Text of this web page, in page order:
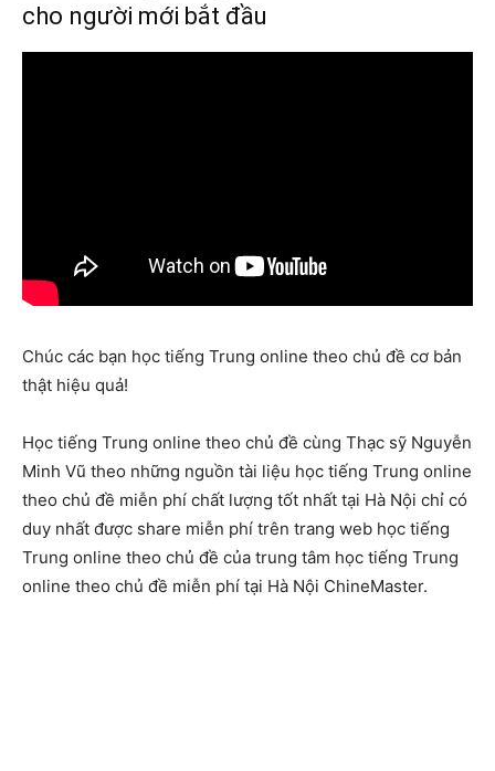
cho người mới bắt đầu
Chúc các bạn học tiếng Trung online theo chủ đề cơ bản
thật hiệu quả!
Học tiếng Trung online theo chủ đề cùng Thạc sỹ Nguyễn
Minh Vũ theo những nguồn tài liệu học tiếng Trung online
theo chủ đề miễn phí chất lượng tốt nhất tại Hà Nội chỉ có
duy nhất được share miễn phí trên trang web học tiếng
Trung online theo chủ đề của trung tâm học tiếng Trung
online theo chủ đề miễn phí tại Hà Nội ChineMaster.